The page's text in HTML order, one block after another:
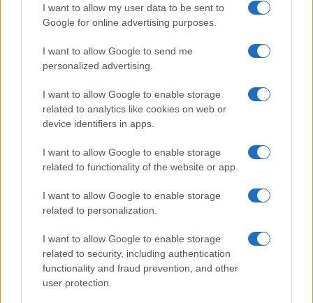
I want to allow my user data to be sent to
Google for online advertising purposes.
I want to allow Google to send me
personalized advertising.
I want to allow Google to enable storage
related to analytics like cookies on web or
device identifiers in apps.
I want to allow Google to enable storage
related to functionality of the website or app.
I want to allow Google to enable storage
related to personalization.
I want to allow Google to enable storage
related to security, including authentication
functionality and fraud prevention, and other
user protection.
LUOGHI DA VEDERE
Scoprire luoghi nascosti con app, mappe offline e
open data